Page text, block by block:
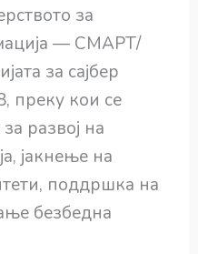
за
— СМАРТ/
за сајбер
преку кои се
развој на
јакнење на
поддршка на
безбедна